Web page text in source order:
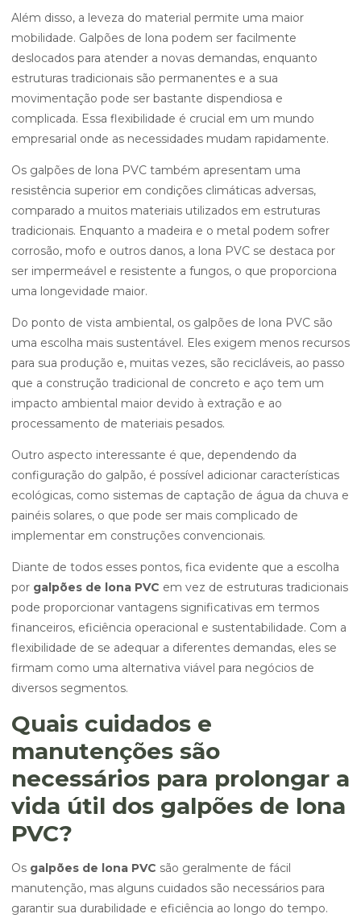
Além disso, a leveza do material permite uma maior
mobilidade. Galpões de lona podem ser facilmente
deslocados para atender a novas demandas, enquanto
estruturas tradicionais são permanentes e a sua
movimentação pode ser bastante dispendiosa e
complicada. Essa flexibilidade é crucial em um mundo
empresarial onde as necessidades mudam rapidamente.
Os galpões de lona PVC também apresentam uma
resistência superior em condições climáticas adversas,
comparado a muitos materiais utilizados em estruturas
tradicionais. Enquanto a madeira e o metal podem sofrer
corrosão, mofo e outros danos, a lona PVC se destaca por
ser impermeável e resistente a fungos, o que proporciona
uma longevidade maior.
Do ponto de vista ambiental, os galpões de lona PVC são
uma escolha mais sustentável. Eles exigem menos recursos
para sua produção e, muitas vezes, são recicláveis, ao passo
que a construção tradicional de concreto e aço tem um
impacto ambiental maior devido à extração e ao
processamento de materiais pesados.
Outro aspecto interessante é que, dependendo da
configuração do galpão, é possível adicionar características
ecológicas, como sistemas de captação de água da chuva e
painéis solares, o que pode ser mais complicado de
implementar em construções convencionais.
Diante de todos esses pontos, fica evidente que a escolha
por galpões de lona PVC em vez de estruturas tradicionais
pode proporcionar vantagens significativas em termos
financeiros, eficiência operacional e sustentabilidade. Com a
flexibilidade de se adequar a diferentes demandas, eles se
firmam como uma alternativa viável para negócios de
diversos segmentos.
Quais cuidados e
manutenções são
necessários para prolongar a
vida útil dos galpões de lona
PVC?
Os galpões de lona PVC são geralmente de fácil
manutenção, mas alguns cuidados são necessários para
garantir sua durabilidade e eficiência ao longo do tempo.